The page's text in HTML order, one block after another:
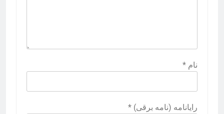
نام *
رایانامه (نامه برقی) *